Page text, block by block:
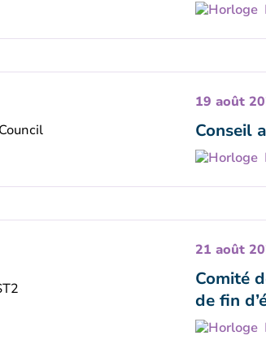
19 août
Conseil
21 août
Comité
de fin